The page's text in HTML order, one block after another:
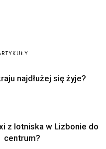
najdłużej się żyje?
z lotniska w Lizbonie do
centrum?